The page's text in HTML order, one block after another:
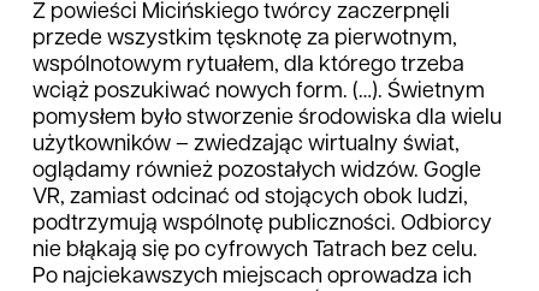
Z powieści Micińskiego twórcy zaczerpnęli
przede wszystkim tęsknotę za pierwotnym,
wspólnotowym rytuałem, dla którego trzeba
wciąż poszukiwać nowych form. (…). Świetnym
pomysłem było stworzenie środowiska dla wielu
użytkowników – zwiedzając wirtualny świat,
oglądamy również pozostałych widzów. Gogle
VR, zamiast odcinać od stojących obok ludzi,
podtrzymują wspólnotę publiczności. Odbiorcy
nie błąkają się po cyfrowych Tatrach bez celu.
Po najciekawszych miejscach oprowadza ich